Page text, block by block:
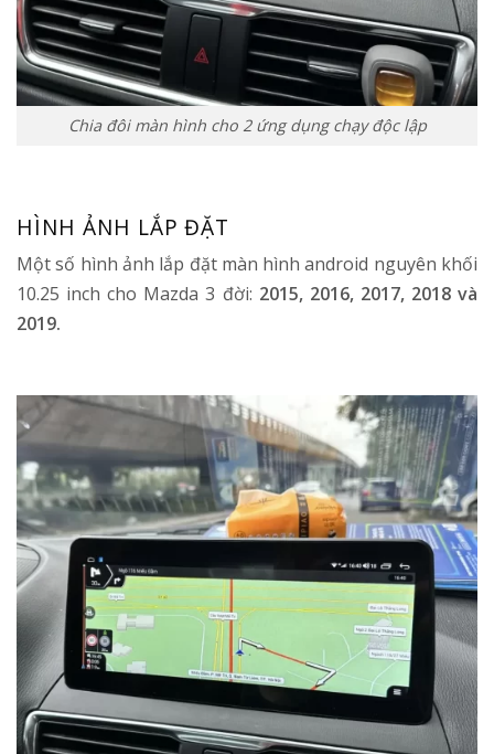
Chia đôi màn hình cho 2 ứng dụng chạy độc lập
HÌNH ẢNH LẮP ĐẶT
Một số hình ảnh lắp đặt màn hình android nguyên khối
10.25 inch cho Mazda 3 đời: 2015, 2016, 2017, 2018 và
2019.